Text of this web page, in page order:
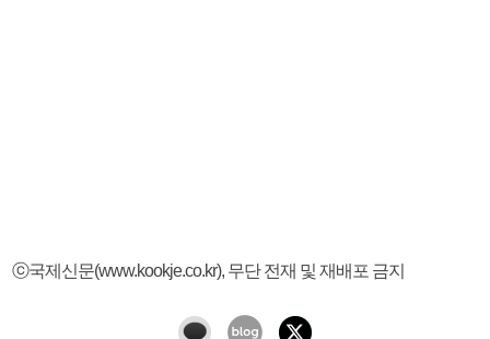
ⓒ국제신문(www.kookje.co.kr), 무단 전재 및 재배포 금지